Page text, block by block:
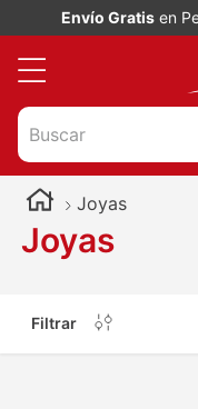
Envío Gratisen
Buscar
Joyas
Joyas
Filtrar